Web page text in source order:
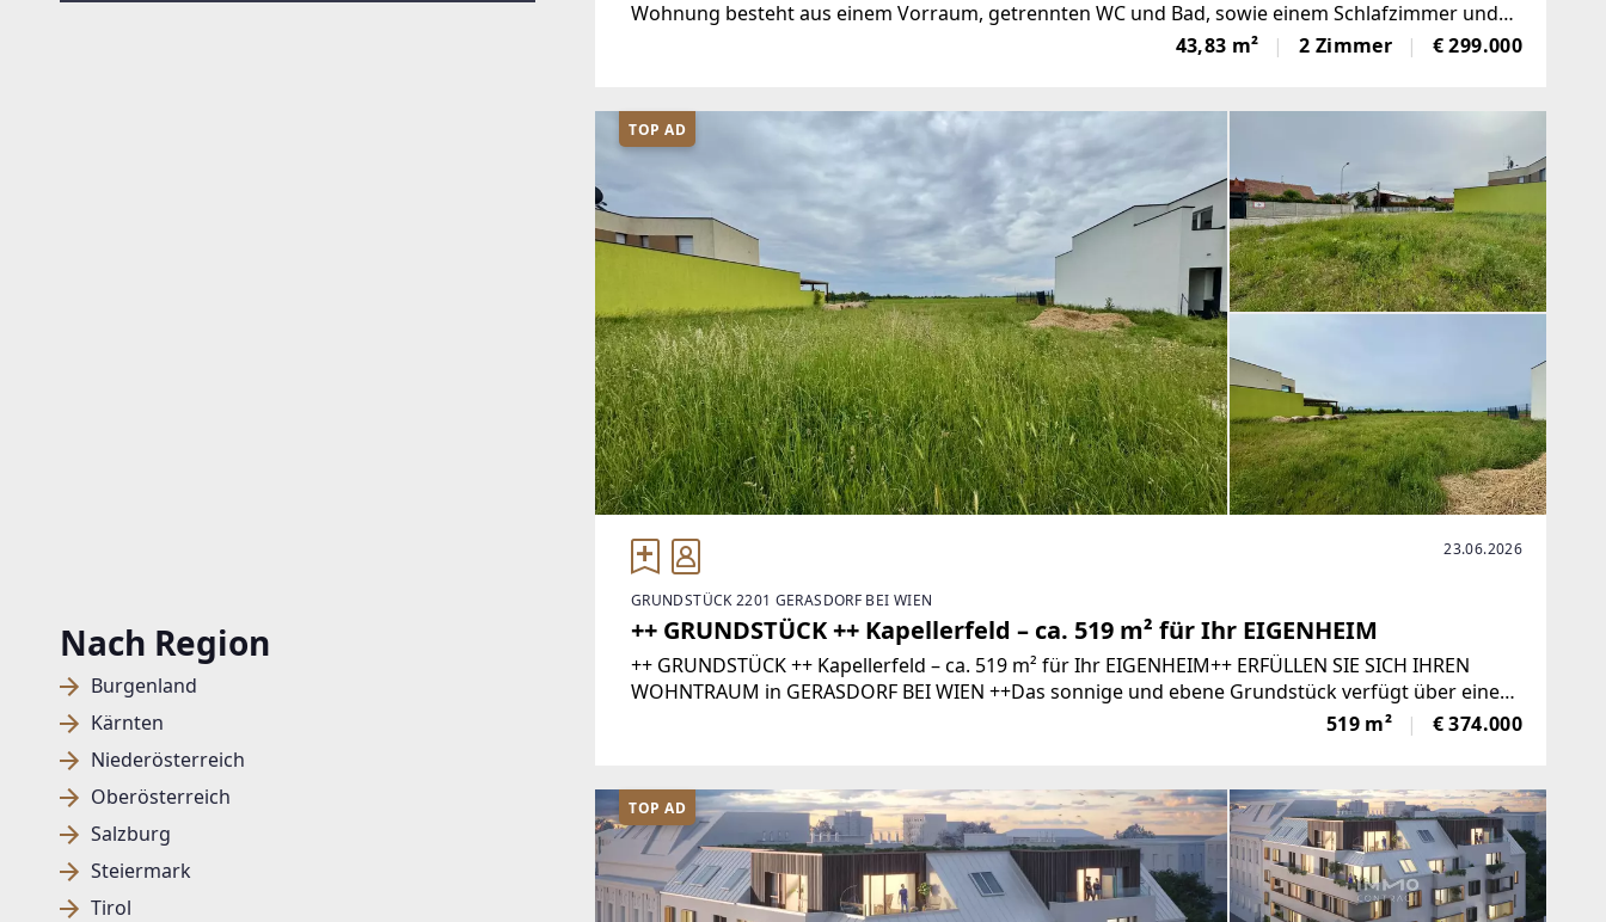
Nach Region
Burgenland
Kärnten
Niederösterreich
Oberösterreich
Salzburg
Steiermark
Tirol
Wohnung besteht aus einem Vorraum, getrennten WC und Bad, sowie einem Schlafzimmer und
einer Wohnküche mit Ausgang zum großen Balkon. Ein geräumiges Kellerabtei
43,83 m² 2 Zimmer € 299.000
TOP AD
23.06.2026
GRUNDSTÜCK 2201 GERASDORF BEI WIEN
++ GRUNDSTÜCK ++ Kapellerfeld – ca. 519 m² für Ihr EIGENHEIM
++ GRUNDSTÜCK ++ Kapellerfeld – ca. 519 m² für Ihr EIGENHEIM++ ERFÜLLEN SIE SICH IHREN
WOHNTRAUM in GERASDORF BEI WIEN ++Das sonnige und ebene Grundstück verfügt über eine
519 m² € 374.000
TOP AD